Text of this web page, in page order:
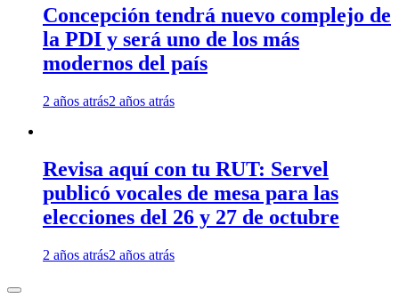
Concepción tendrá nuevo complejo de
la PDI y será uno de los más
modernos del país
2 años atrás2 años atrás
Revisa aquí con tu RUT: Servel
publicó vocales de mesa para las
elecciones del 26 y 27 de octubre
2 años atrás2 años atrás